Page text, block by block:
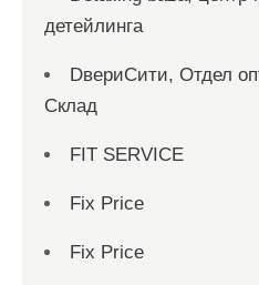
детейлинга
DвериСити, Отдел
Склад
FIT SERVICE
Fix Price
Fix Price